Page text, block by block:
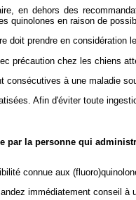
en dehors des
quinolones en raison de
doit prendre en
précaution chez les chiens
consécutives à une maladie
Afin d'éviter toute
par la personne qui
connue aux
immédiatement conseil à